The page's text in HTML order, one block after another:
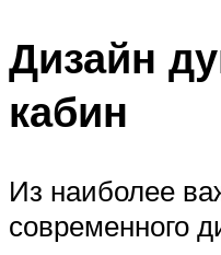
Дизайн
кабин
Из наиболее
современного